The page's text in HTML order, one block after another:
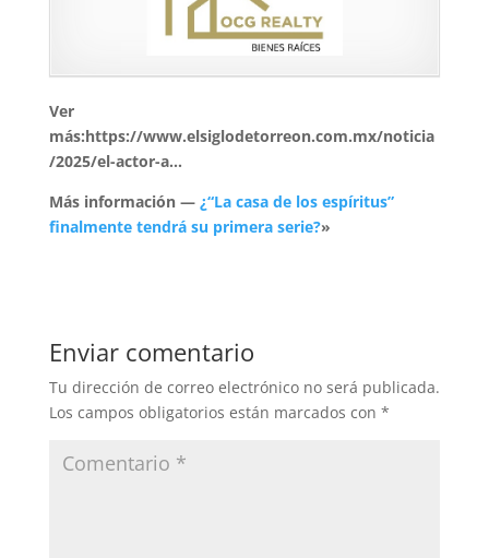
Ver
más:https://www.elsiglodetorreon.com.mx/noticia
/2025/el-actor-a…
Más información — ¿“La casa de los espíritus”
finalmente tendrá su primera serie?»
Enviar comentario
Tu dirección de correo electrónico no será publicada.
Los campos obligatorios están marcados con *